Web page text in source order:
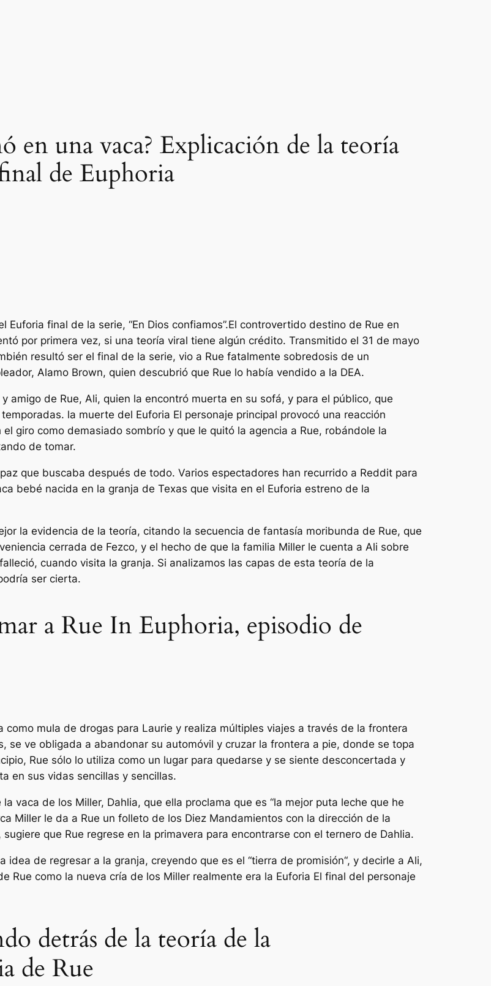
en una vaca? Explicación de la teoría
de Euphoria
Euforia final de la serie, “En Dios confiamos”.El controvertido destino de Rue en
por primera vez, si una teoría viral tiene algún crédito. Transmitido el 31 de mayo
resultó ser el final de la serie, vio a Rue fatalmente sobredosis de un
Alamo Brown, quien descubrió que Rue lo había vendido a la DEA.
amigo de Rue, Ali, quien la encontró muerta en su sofá, y para el público, que
la muerte del Euforia El personaje principal provocó una reacción
giro como demasiado sombrío y que le quitó la agencia a Rue, robándole la
de tomar.
que buscaba después de todo. Varios espectadores han recurrido a Reddit para
bebé nacida en la granja de Texas que visita en el Euforia estreno de la
la evidencia de la teoría, citando la secuencia de fantasía moribunda de Rue, que
cerrada de Fezco, y el hecho de que la familia Miller le cuenta a Ali sobre
cuando visita la granja. Si analizamos las capas de esta teoría de la
ser cierta.
a Rue In Euphoria, episodio de
como mula de drogas para Laurie y realiza múltiples viajes a través de la frontera
se ve obligada a abandonar su automóvil y cruzar la frontera a pie, donde se topa
Rue sólo lo utiliza como un lugar para quedarse y se siente desconcertada y
en sus vidas sencillas y sencillas.
vaca de los Miller, Dahlia, que ella proclama que es “la mejor puta leche que he
Miller le da a Rue un folleto de los Diez Mandamientos con la dirección de la
que Rue regrese en la primavera para encontrarse con el ternero de Dahlia.
idea de regresar a la granja, creyendo que es el “tierra de promisión“, y decirle a Ali,
Rue como la nueva cría de los Miller realmente era la Euforia El final del personaje
detrás de la teoría de la
de Rue